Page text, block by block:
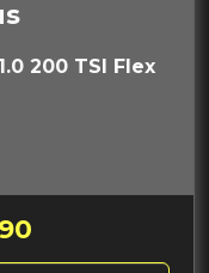
200 TSI Flex